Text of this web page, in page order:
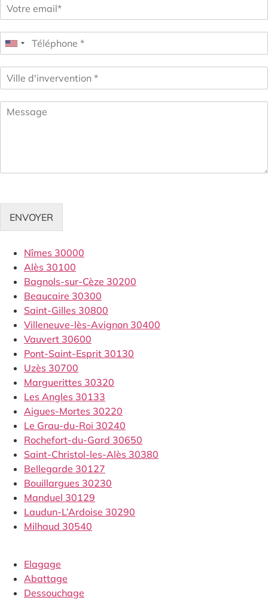
ENVOYER
Nîmes 30000
Alès 30100
Bagnols-sur-Cèze 30200
Beaucaire 30300
Saint-Gilles 30800
Villeneuve-lès-Avignon 30400
Vauvert 30600
Pont-Saint-Esprit 30130
Uzès 30700
Marguerittes 30320
Les Angles 30133
Aigues-Mortes 30220
Le Grau-du-Roi 30240
Rochefort-du-Gard 30650
Saint-Christol-les-Alès 30380
Bellegarde 30127
Bouillargues 30230
Manduel 30129
Laudun-L’Ardoise 30290
Milhaud 30540
Elagage
Abattage
Dessouchage